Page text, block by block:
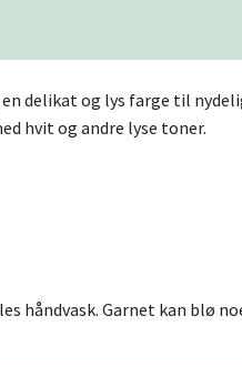
delikat og lys farge til
hvit og andre lyse toner.
håndvask. Garnet kan blø